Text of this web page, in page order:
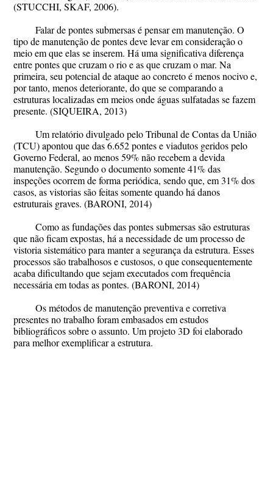
(STUCCHI, SKAF, 2006).
Falar de pontes submersas é pensar em manutenção. O
tipo de manutenção de pontes deve levar em consideração o
meio em que elas se inserem. Há uma significativa diferença
entre pontes que cruzam o rio e as que cruzam o mar. Na
primeira, seu potencial de ataque ao concreto é menos nocivo e,
por tanto, menos deteriorante, do que se comparando a
estruturas localizadas em meios onde águas sulfatadas se fazem
presente. (SIQUEIRA, 2013)
Um relatório divulgado pelo Tribunal de Contas da União
(TCU) apontou que das 6.652 pontes e viadutos geridos pelo
Governo Federal, ao menos 59% não recebem a devida
manutenção. Segundo o documento somente 41% das
inspeções ocorrem de forma periódica, sendo que, em 31% dos
casos, as vistorias são feitas somente quando há danos
estruturais graves. (BARONI, 2014)
Como as fundações das pontes submersas são estruturas
que não ficam expostas, há a necessidade de um processo de
vistoria sistemático para manter a segurança da estrutura. Esses
processos são trabalhosos e custosos, o que consequentemente
acaba dificultando que sejam executados com frequência
necessária em todas as pontes. (BARONI, 2014)
Os métodos de manutenção preventiva e corretiva
presentes no trabalho foram embasados em estudos
bibliográficos sobre o assunto. Um projeto 3D foi elaborado
para melhor exemplificar a estrutura.